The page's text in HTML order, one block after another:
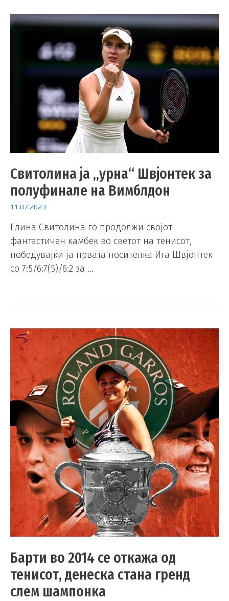
Свитолина ја „урна“ Швјонтек за
полуфинале на Вимблдон
11.07.2023
Елина Свитолина го продолжи својот
фантастичен камбек во светот на тенисот,
победувајќи ја првата носителка Ига Швјонтек
со 7:5/6:7(5)/6:2 за …
Барти во 2014 се откажа од
тенисот, денеска стана гренд
слем шампонка